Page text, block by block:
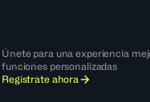
Únete para una experiencia
funciones personalizadas
Regístrate ahora